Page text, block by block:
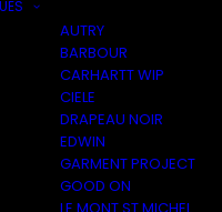
AUTRY
BARBOUR
CARHARTT WIP
CIELE
DRAPEAU NOIR
EDWIN
GARMENT PROJECT
GOOD ON